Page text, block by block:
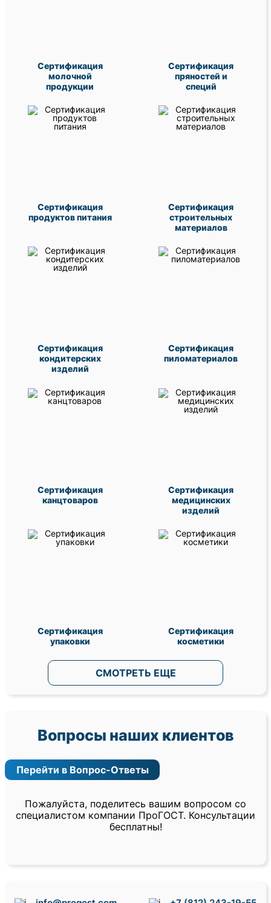
Сертификация
молочной
продукции
Сертификация
пряностей и
специй
Сертификация
продуктов питания
Сертификация
строительных
материалов
Сертификация
кондитерских
изделий
Сертификация
пиломатериалов
Сертификация
канцтоваров
Сертификация
медицинских
изделий
Сертификация
упаковки
Сертификация
косметики
СМОТРЕТЬ ЕЩЕ
Вопросы наших клиентов
Перейти в Вопрос-Ответы
Пожалуйста, поделитесь вашим вопросом со
специалистом компании ПроГОСТ. Консультации
бесплатны!